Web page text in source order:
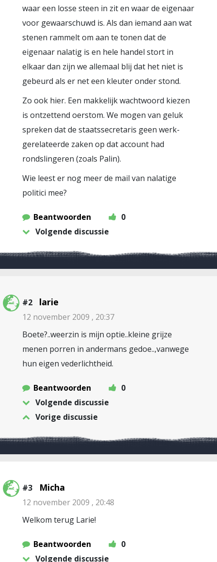
waar een losse steen in zit en waar de eigenaar
voor gewaarschuwd is. Als dan iemand aan wat
stenen rammelt om aan te tonen dat de
eigenaar nalatig is en hele handel stort in
elkaar dan zijn we allemaal blij dat het niet is
gebeurd als er net een kleuter onder stond.
Zo ook hier. Een makkelijk wachtwoord kiezen
is ontzettend oerstom. We mogen van geluk
spreken dat de staatssecretaris geen werk-
gerelateerde zaken op dat account had
rondslingeren (zoals Palin).
Wie leest er nog meer de mail van nalatige
politici mee?
Beantwoorden
0
Volgende discussie
#2 larie
12 november 2009 , 20:37
Boete?..weerzin is mijn optie..kleine grijze
menen porren in andermans gedoe..,vanwege
hun eigen vederlichtheid.
Beantwoorden
0
Volgende discussie
Vorige discussie
#3 Micha
12 november 2009 , 20:48
Welkom terug Larie!
Beantwoorden
0
Volgende discussie